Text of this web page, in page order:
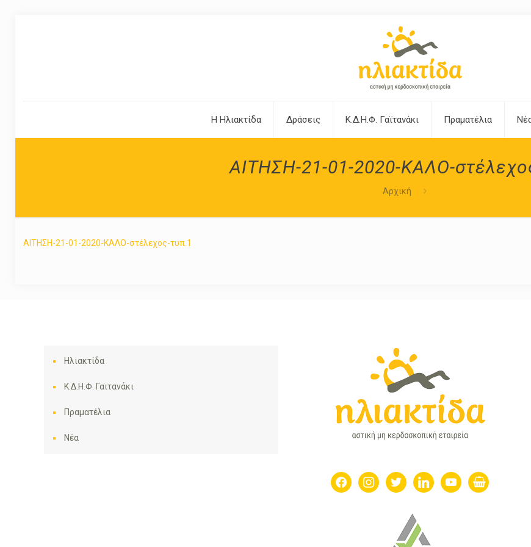
Η Ηλιακτίδα Δράσεις Κ.Δ.Η.Φ. Γαϊτανάκι Πραματέλια
ΑΙΤΗΣΗ-21-01-2020-ΚΑΛΟ-
Αρχική
ΑΙΤΗΣΗ-21-01-2020-ΚΑΛΟ-στέλεχος-τυπ.1
Ηλιακτίδα
Κ.Δ.Η.Φ. Γαϊτανάκι
Πραματέλια
Νέα
facebookinstagram
twitter linkedinyoutubeshopping-
basket